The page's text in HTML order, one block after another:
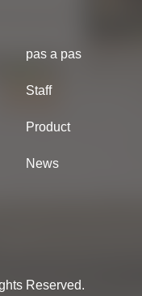
pas a pas
Staff
Product
News
Reserved.